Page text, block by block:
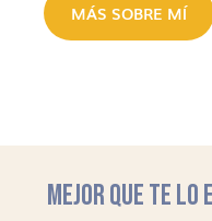
MÁS SOBRE MÍ
MEJOR QUE TE